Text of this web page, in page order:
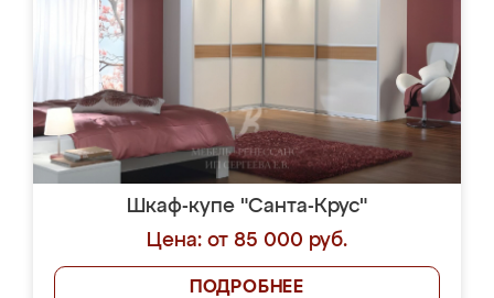
Шкаф-купе "Санта-Крус"
Цена: от 85 000 руб.
ПОДРОБНЕЕ